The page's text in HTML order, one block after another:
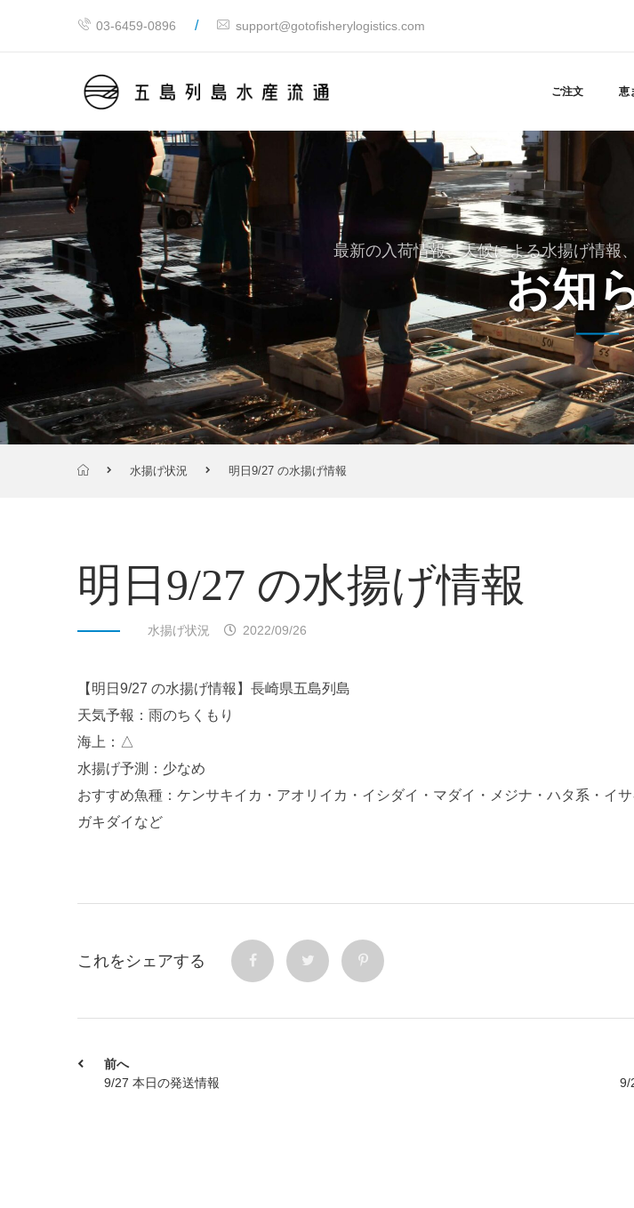
03-6459-0896 / support@gotofisherylogistics.com
ご注文 恵
最新の入荷情報、天候による水揚げ情報
お知
水揚げ状況 明日9/27 の水揚げ情報
明日9/27 の水揚げ情報
水揚げ状況 2022/09/26
【明日9/27 の水揚げ情報】長崎県五島列島
天気予報：雨のちくもり
海上：△
水揚げ予測：少なめ
おすすめ魚種：ケンサキイカ・アオリイカ・イシダイ・マダイ・メジナ・ハタ系・イ
ガキダイなど
これをシェアする
前へ
9/27 本日の発送情報
9/